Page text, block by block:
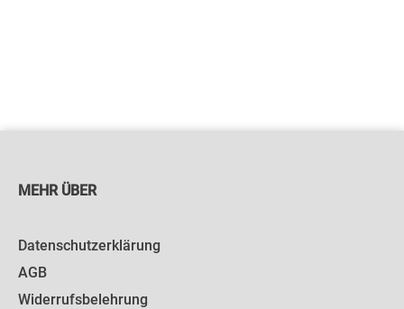
MEHR ÜBER
Datenschutzerklärung
AGB
Widerrufsbelehrung